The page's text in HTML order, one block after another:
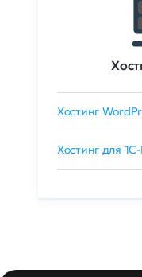
Хостинг
Хостинг для